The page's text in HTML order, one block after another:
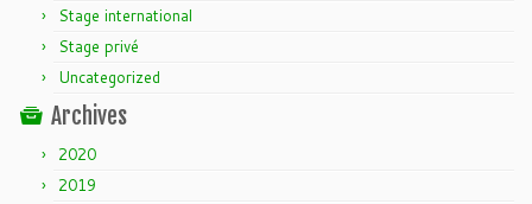
Stage international
Stage privé
Uncategorized
Archives
2020
2019